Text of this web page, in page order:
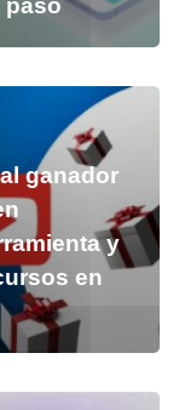
paso
ganador
y
en